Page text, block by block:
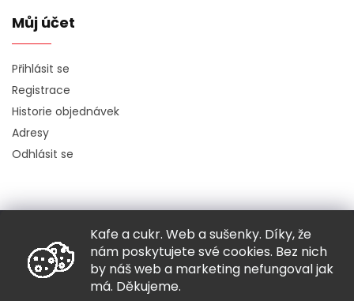
Kafe a cukr. Web a sušenky. Díky, že
nám poskytujete své cookies. Bez nich
by náš web a marketing nefungoval jak
má. Děkujeme.
Můj účet
Přihlásit se
Registrace
Historie objednávek
Adresy
Odhlásit se
Copyright 2026Hugo chodí bos. Všechna práva vyhrazena.
Grafický návrh vytvořil a nakódovalShoptak.cz